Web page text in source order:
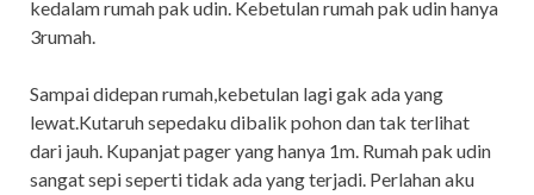
kedalam rumah pak udin. Kebetulan rumah pak udin hanya
3rumah.
Sampai didepan rumah,kebetulan lagi gak ada yang
lewat.Kutaruh sepedaku dibalik pohon dan tak terlihat
dari jauh. Kupanjat pager yang hanya 1m. Rumah pak udin
sangat sepi seperti tidak ada yang terjadi. Perlahan aku